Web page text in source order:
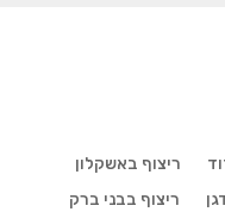
ריצוף באשקלון
ריצוף בבני ברק